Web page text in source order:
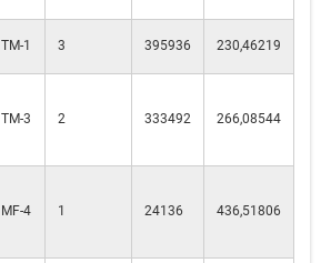
TM-1 3 395936 230,46219
TM-3 2 333492 266,08544
MF-4 1 24136 436,51806